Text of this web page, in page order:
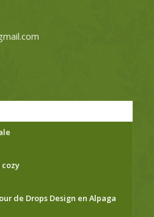
de Drops Design en Alpaga